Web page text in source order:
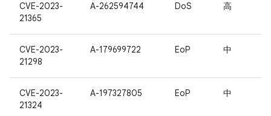
CVE-2023-
21365
A-262594744 DoS 高
CVE-2023-
21298
A-179699722 EoP 中
CVE-2023-
21324
A-197327805 EoP 中